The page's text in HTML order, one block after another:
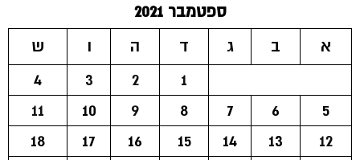
ספטמבר 2021
א
ב ג ד ה ו
ש
1
2
3
4
5
6
7
8
9
10
11
12
13
14
15
16
17
18